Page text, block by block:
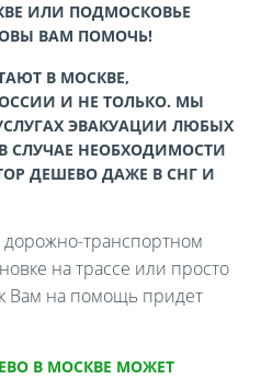
ИЛИ ПОДМОСКОВЬЕ
ВАМ ПОМОЧЬ!
В МОСКВЕ,
И НЕ ТОЛЬКО. МЫ
ЭВАКУАЦИИ ЛЮБЫХ
СЛУЧАЕ НЕОБХОДИМОСТИ
ДЕШЕВО ДАЖЕ В СНГ И
транспортном
на трассе или просто
Вам на помощь придет
В МОСКВЕ МОЖЕТ